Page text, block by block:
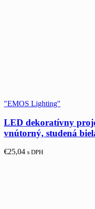
"EMOS Lighting"
LED dekoratívny
vnútorný, studená
€25,04 s DPH